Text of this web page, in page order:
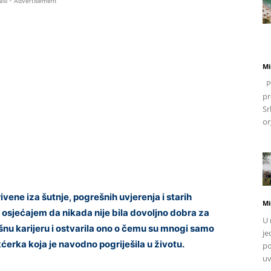
iza šutnje, pogrešnih uvjerenja i starih
da nikada nije bila dovoljno dobra za
karijeru i ostvarila ono o čemu su mnogi samo
koja je navodno pogriješila u životu.
U